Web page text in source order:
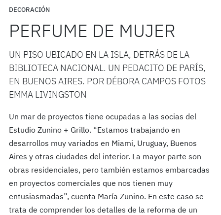
DECORACIÓN
PERFUME DE MUJER
UN PISO UBICADO EN LA ISLA, DETRÁS DE LA
BIBLIOTECA NACIONAL. UN PEDACITO DE PARÍS,
EN BUENOS AIRES. POR DÉBORA CAMPOS FOTOS
EMMA LIVINGSTON
Un mar de proyectos tiene ocupadas a las socias del
Estudio Zunino + Grillo. “Estamos trabajando en
desarrollos muy variados en Miami, Uruguay, Buenos
Aires y otras ciudades del interior. La mayor parte son
obras residenciales, pero también estamos embarcadas
en proyectos comerciales que nos tienen muy
entusiasmadas”, cuenta María Zunino. En este caso se
trata de comprender los detalles de la reforma de un